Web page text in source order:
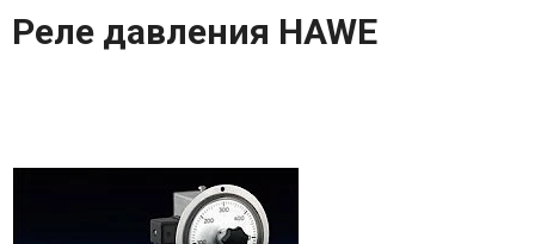
Реле давления HAWE